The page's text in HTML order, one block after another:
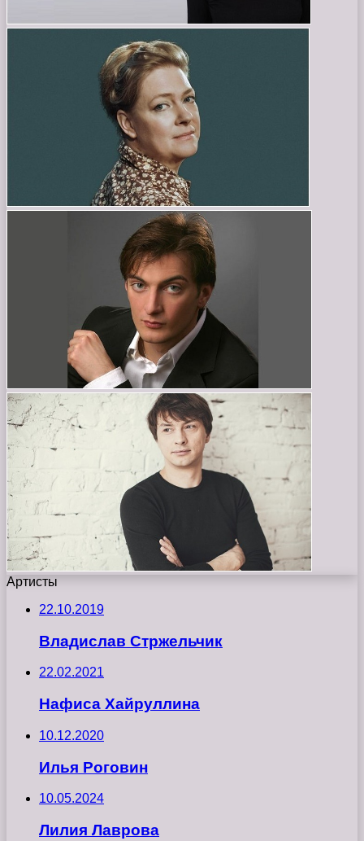
Артисты
22.10.2019
Владислав Стржельчик
22.02.2021
Нафиса Хайруллина
10.12.2020
Илья Роговин
10.05.2024
Лилия Лаврова